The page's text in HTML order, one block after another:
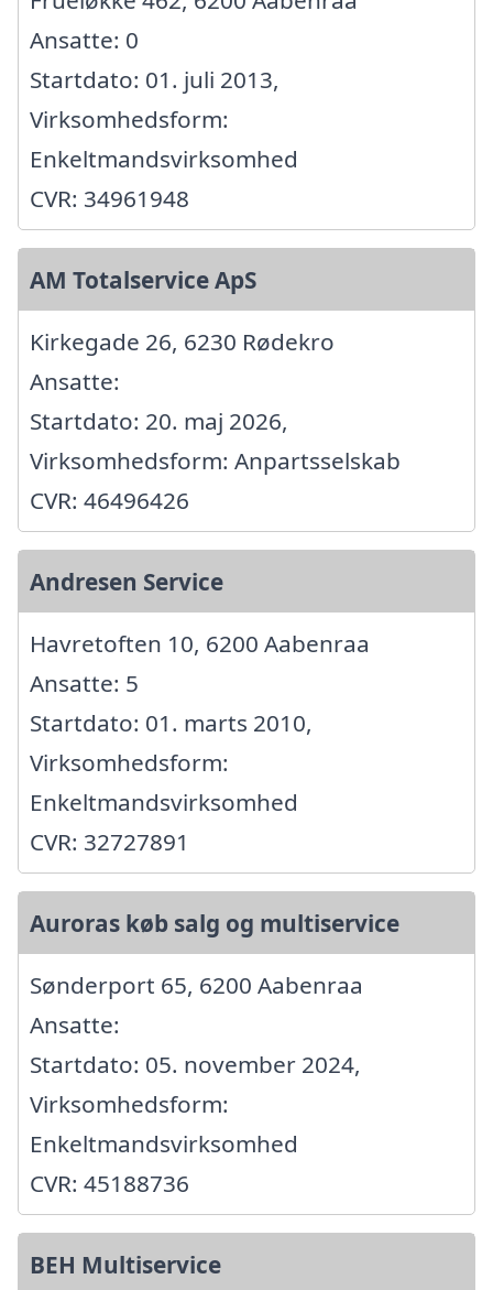
Ansatte: 0
Startdato: 01. juli 2013,
Virksomhedsform:
Enkeltmandsvirksomhed
CVR: 34961948
AM Totalservice ApS
Kirkegade 26, 6230 Rødekro
Ansatte:
Startdato: 20. maj 2026,
Virksomhedsform: Anpartsselskab
CVR: 46496426
Andresen Service
Havretoften 10, 6200 Aabenraa
Ansatte: 5
Startdato: 01. marts 2010,
Virksomhedsform:
Enkeltmandsvirksomhed
CVR: 32727891
Auroras køb salg og multiservice
Sønderport 65, 6200 Aabenraa
Ansatte:
Startdato: 05. november 2024,
Virksomhedsform:
Enkeltmandsvirksomhed
CVR: 45188736
BEH Multiservice